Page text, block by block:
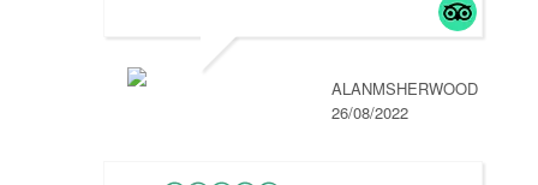
ALANMSHERWOOD
26/08/2022